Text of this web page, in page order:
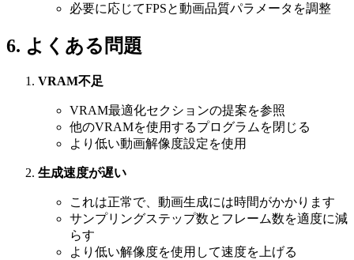
必要に応じてFPSと動画品質パラメータを調整
6. よくある問題
VRAM不足
VRAM最適化セクションの提案を参照
他のVRAMを使用するプログラムを閉じる
より低い動画解像度設定を使用
生成速度が遅い
これは正常で、動画生成には時間がかかります
サンプリングステップ数とフレーム数を適度に減
らす
より低い解像度を使用して速度を上げる